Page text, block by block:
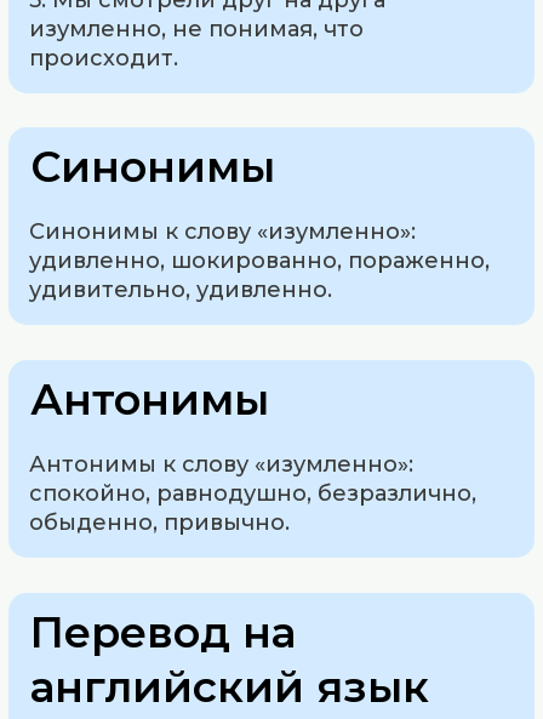
изумленно, не понимая, что
происходит.
Синонимы
Синонимы к слову «изумленно»:
удивленно, шокированно, пораженно,
удивительно, удивленно.
Антонимы
Антонимы к слову «изумленно»:
спокойно, равнодушно, безразлично,
обыденно, привычно.
Перевод на
английский язык